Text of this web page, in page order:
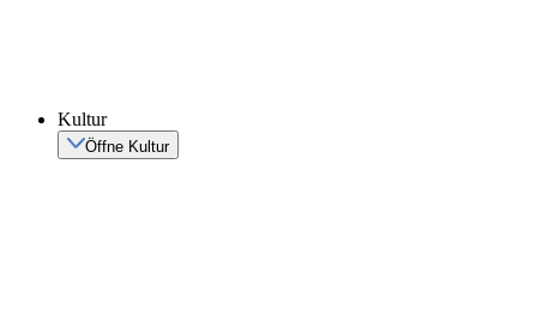
Kultur
Öffne Kultur